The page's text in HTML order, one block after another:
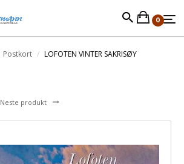
0
Postkort LOFOTEN VINTER SAKRISØY
Neste produkt